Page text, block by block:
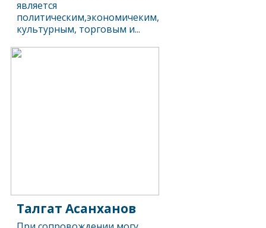
является
политическим,экономичеким,
культурным, торговым и...
Талгат Асанханов